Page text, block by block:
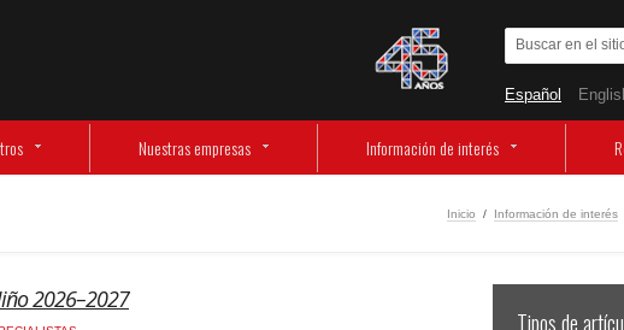
Español
Nuestras empresas Información de interés
Inicio / Información de interés
2026–2027
Tipos de